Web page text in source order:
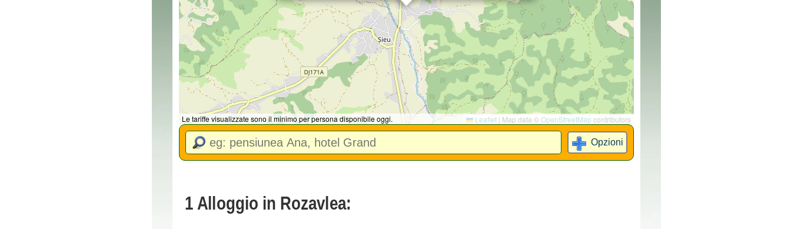
Le tariffe visualizzate sono il minimo per persona disponibile oggi. Leaflet | Map data ©OpenStreetMap contributors
Opzioni
1 Alloggio in Rozavlea: